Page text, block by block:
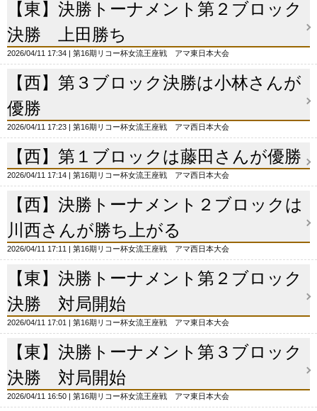
【東】決勝トーナメント第２ブロック
決勝 上田勝ち
2026/04/11 17:34 第16期リコー杯女流王座戦 アマ東日本大会
【西】第３ブロック決勝は小林さんが
優勝
2026/04/11 17:23 第16期リコー杯女流王座戦 アマ西日本大会
【西】第１ブロックは藤田さんが優勝
2026/04/11 17:14 第16期リコー杯女流王座戦 アマ西日本大会
【西】決勝トーナメント２ブロックは
川西さんが勝ち上がる
2026/04/11 17:11 第16期リコー杯女流王座戦 アマ西日本大会
【東】決勝トーナメント第２ブロック
決勝 対局開始
2026/04/11 17:01 第16期リコー杯女流王座戦 アマ東日本大会
【東】決勝トーナメント第３ブロック
決勝 対局開始
2026/04/11 16:50 第16期リコー杯女流王座戦 アマ東日本大会